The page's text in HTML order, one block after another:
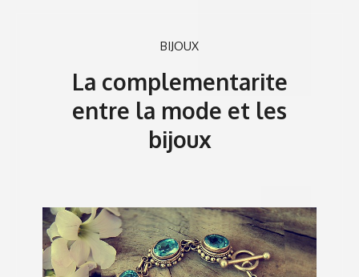
BIJOUX
La complementarite
entre la mode et les
bijoux